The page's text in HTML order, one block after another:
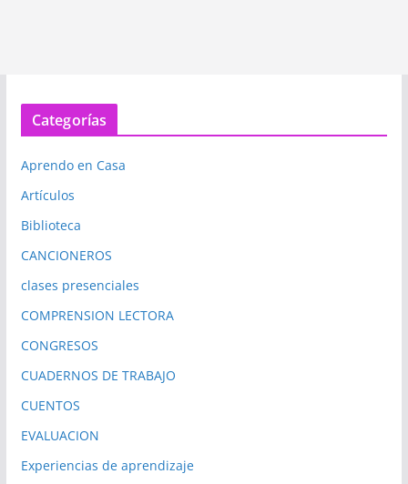
Categorías
Aprendo en Casa
Artículos
Biblioteca
CANCIONEROS
clases presenciales
COMPRENSION LECTORA
CONGRESOS
CUADERNOS DE TRABAJO
CUENTOS
EVALUACION
Experiencias de aprendizaje